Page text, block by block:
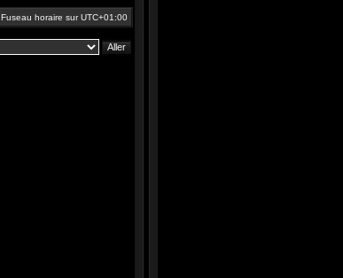
Fuseau horaire surUTC+01:00